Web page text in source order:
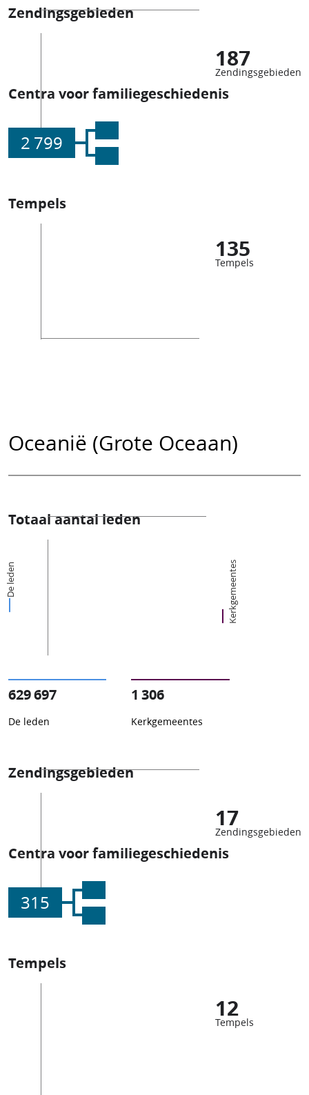
Zendingsgebieden
187
Zendingsgebieden
Centra voor familiegeschiedenis
2 799
Tempels
135
Tempels
Oceanië (Grote Oceaan)
Totaal aantal leden
De leden Kerkgemeentes
629 697
De leden
1 306
Kerkgemeentes
Zendingsgebieden
17
Zendingsgebieden
Centra voor familiegeschiedenis
315
Tempels
12
Tempels